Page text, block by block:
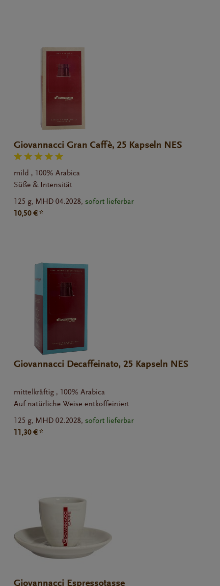
Giovannacci Gran Caffè, 25 Kapseln NES
mild , 100% Arabica
Süße & Intensität
125 g, MHD 04.2028, sofort lieferbar
10,50 € *
Giovannacci Decaffeinato, 25 Kapseln NES
mittelkräftig , 100% Arabica
Auf natürliche Weise entkoffeiniert
125 g, MHD 02.2028, sofort lieferbar
11,30 € *
Giovannacci Espressotasse